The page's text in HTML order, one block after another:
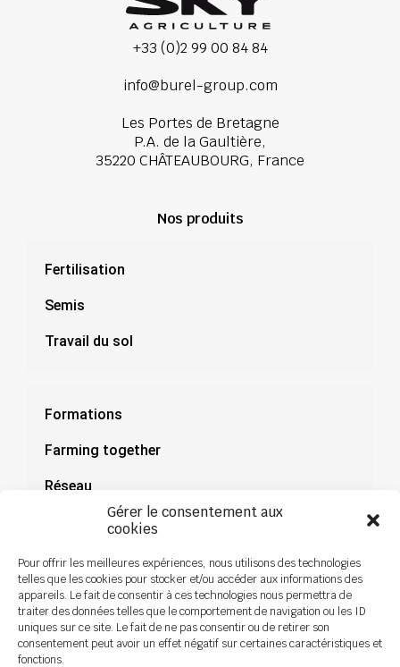
Gérer le consentement aux
cookies
Pour offrir les meilleures expériences, nous utilisons des technologies
telles que les cookies pour stocker et/ou accéder aux informations des
appareils. Le fait de consentir à ces technologies nous permettra de
traiter des données telles que le comportement de navigation ou les ID
uniques sur ce site. Le fait de ne pas consentir ou de retirer son
consentement peut avoir un effet négatif sur certaines caractéristiques et
fonctions.
+33 (0)2 99 00 84 84
info@burel-group.com
Les Portes de Bretagne
P.A. de la Gaultière,
35220 CHÂTEAUBOURG, France
Nos produits
Fertilisation
Semis
Travail du sol
Formations
Farming together
Réseau
Documentation
Actualités